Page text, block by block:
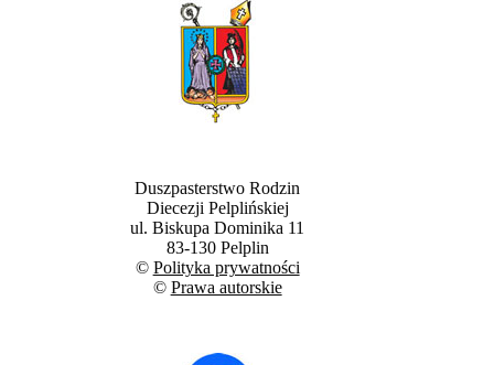
Duszpasterstwo Rodzin
Diecezji Pelplińskiej
ul. Biskupa Dominika 11
83-130 Pelplin
© Polityka prywatności
© Prawa autorskie